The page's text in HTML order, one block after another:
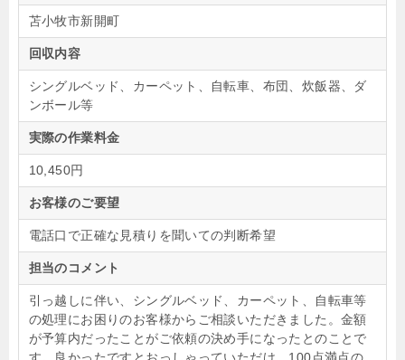
苫小牧市新開町
回収内容
シングルベッド、カーペット、自転車、布団、炊飯器、ダ
ンボール等
実際の作業料金
10,450円
お客様のご要望
電話口で正確な見積りを聞いての判断希望
担当のコメント
引っ越しに伴い、シングルベッド、カーペット、自転車等
の処理にお困りのお客様からご相談いただきました。金額
が予算内だったことがご依頼の決め手になったとのことで